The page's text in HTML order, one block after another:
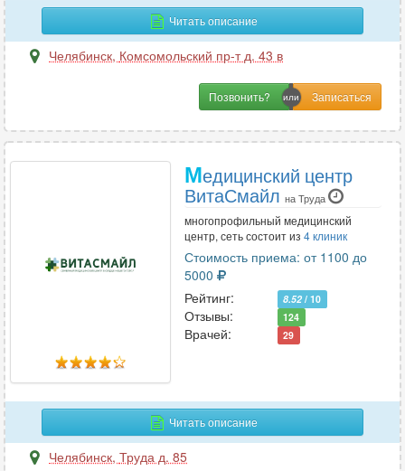
Читать описание
Челябинск, Комсомольский пр-т д. 43 в
Позвонить?
Медицинский центр
ВитаСмайл на Труда
многопрофильный медицинский
центр, сеть состоит из 4 клиник
Стоимость приема: от 1100 до
5000
Рейтинг:
8.52 / 10
Отзывы: 124
Врачей: 29
Читать описание
Челябинск, Труда д. 85